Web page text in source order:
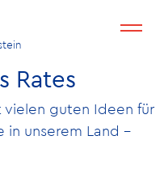
Rates
vielen guten Ideen für
in unserem Land –